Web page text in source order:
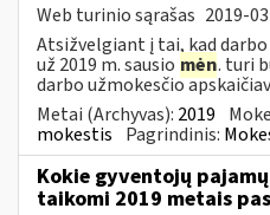
Web turinio sąrašas 2019-
Atsižvelgiant į tai, kad
už 2019 m. sausio mėn. turi
darbo užmokesčio
Metai (Archyvas): 2019
mokestis Pagrindinis:
Kokie gyventojų
taikomi 2019 metais